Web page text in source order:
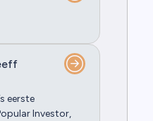
eerste
Investor,